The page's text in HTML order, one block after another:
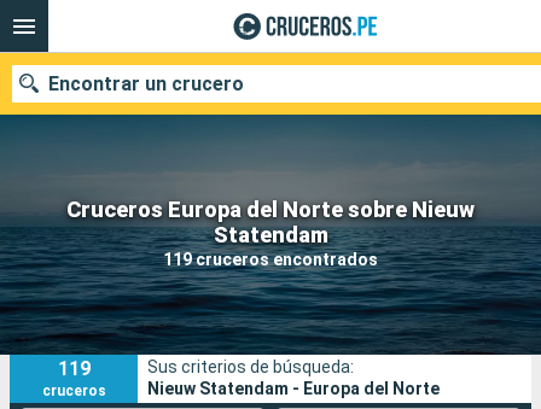
Cruceros Europa del Norte sobre Nieuw
Statendam
119 cruceros encontrados
Encontrar un crucero
Nuestros destinos
Fecha de salida
Puertos Compañías
Buscar
119
cruceros
Sus criterios de búsqueda:
Nieuw Statendam - Europa del Norte